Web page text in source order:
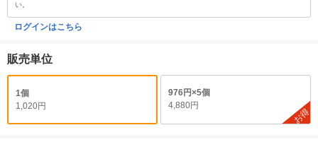
い。
ログインはこちら
販売単位
1個
1,020円
976円×5個
4,880円
お得